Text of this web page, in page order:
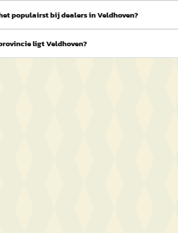
populairst bij dealers in Veldhoven?
ligt Veldhoven?